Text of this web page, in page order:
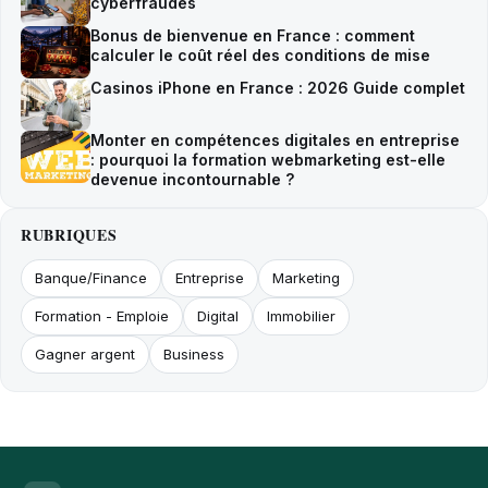
Bonus de bienvenue en France : comment
calculer le coût réel des conditions de mise
Casinos iPhone en France : 2026 Guide complet
Monter en compétences digitales en entreprise
: pourquoi la formation webmarketing est-elle
devenue incontournable ?
RUBRIQUES
Banque/Finance Entreprise Marketing
Formation - Emploie Digital Immobilier
Gagner argent Business